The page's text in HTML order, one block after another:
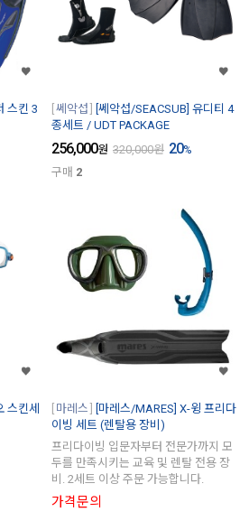
스킨 3
쎄악섭
[쎄악섭/SEACSUB] 유디티 4
종세트 / UDT PACKAGE
256,000원 320,000원 20%
구매 2
스킨세
마레스
[마레스/MARES] X-윙 프리다
이빙 세트 (렌탈용 장비)
프리다이빙 입문자부터 전문가까지 모
두를 만족시키는 교육 및 렌탈 전용 장
비. 2세트 이상 주문 가능합니다.
가격문의